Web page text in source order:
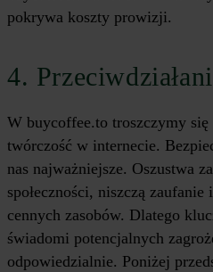
pokrywa koszty prowizji.
4.
W buycoffee.to troszczymy
twórczość w internecie.
nas najważniejsze. Oszustwa
społeczności, niszczą
cennych zasobów. Dlatego
świadomi potencjalnych
odpowiedzialnie. Poniżej